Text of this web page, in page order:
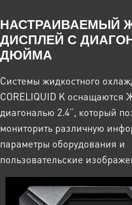
НАСТРАИВАЕМЫЙ
ДИСПЛЕЙ С
ДЮЙМА
Системы жидкостного
CORELIQUID K оснащаются
диагональю 2.4”, который
мониторить различную
параметры оборудования и
пользовательские